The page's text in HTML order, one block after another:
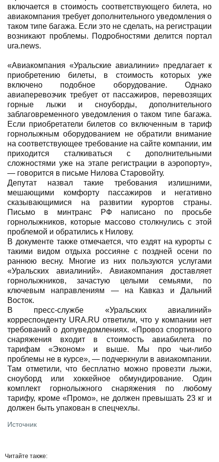
включается в стоимость соответствующего билета, но
авиакомпания требует дополнительного уведомления о
таком типе багажа. Если это не сделать, на регистрации
возникают проблемы. Подробностями делится портал
ura.news.
«Авиакомпания «Уральские авиалинии» предлагает к
приобретению билеты, в стоимость которых уже
включено подобное оборудование. Однако
авиаперевозчик требует от пассажиров, перевозящих
горные лыжи и сноуборды, дополнительного
заблаговременного уведомления о таком типе багажа.
Если приобретатели билетов со включенным в тариф
горнолыжным оборудованием не обратили внимание
на соответствующее требование на сайте компании, им
приходится сталкиваться с дополнительными
сложностями уже на этапе регистрации в аэропорту»,
— говорится в письме Нилова Старовойту.
Депутат назвал такие требования излишними,
мешающими комфорту пассажиров и негативно
сказывающимися на развитии курортов страны.
Письмо в минтранс РФ написано по просьбе
горнолыжников, которые массово столкнулись с этой
проблемой и обратились к Нилову.
В документе также отмечается, что ездят на курорты с
такими видом отдыха россияне с поздней осени по
раннюю весну. Многие из них пользуются услугами
«Уральских авиалиний». Авиакомпания доставляет
горнолыжников, зачастую целыми семьями, по
ключевым направлениям — на Кавказ и Дальний
Восток.
В пресс-службе «Уральских авиалиний»
корреспонденту URA.RU ответили, что у компании нет
требований о допуведомлениях. «Провоз спортивного
снаряжения входит в стоимость авиабилета по
тарифам «Эконом» и выше. Мы про чьи-либо
проблемы не в курсе», — подчеркнули в авиакомпании.
Там отметили, что бесплатно можно провезти лыжи,
сноуборд или хоккейное обмундирование. Один
комплект горнолыжного снаряжения по любому
тарифу, кроме «Промо», не должен превышать 23 кг и
должен быть упакован в спецчехлы.
Источник
Читайте также: